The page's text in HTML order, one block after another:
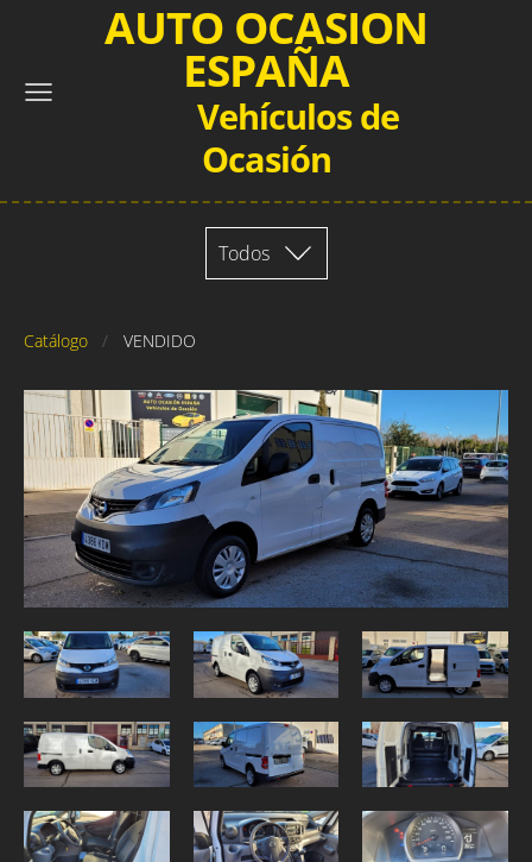
AUTO OCASION
ESPAÑA
Vehículos de
Ocasión
Todos
Catálogo VENDIDO